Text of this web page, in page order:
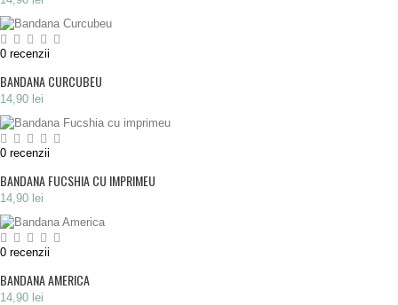
0 recenzii
BANDANA CURCUBEU
14,90 lei
0 recenzii
BANDANA FUCSHIA CU IMPRIMEU
14,90 lei
0 recenzii
BANDANA AMERICA
14,90 lei